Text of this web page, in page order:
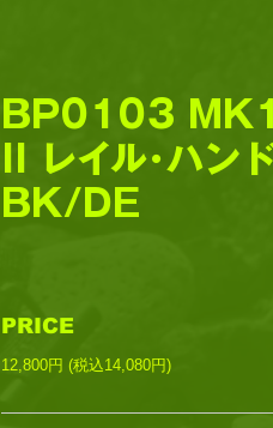
BP0103
II レイル･ハン
BK/DE
PRICE
12,800円 (税込14,080円)